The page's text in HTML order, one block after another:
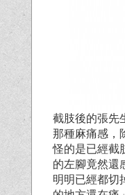
截肢後的張先
那種麻痛感，
怪的是已經截
的左腳竟然還
明明已經都切